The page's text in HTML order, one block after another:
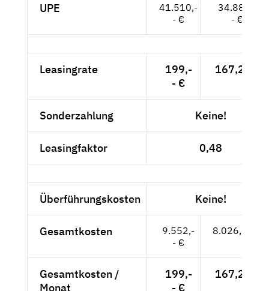
UPE
41.510,-
- €
34.882,-
- €
Leasingrate
199,-
- €
167,23 €
Sonderzahlung Keine!
Leasingfaktor 0,48
Überführungskosten Keine!
Gesamtkosten
9.552,-
- €
8.026,89 €
Gesamtkosten /
Monat
199,-
- €
167,23 €